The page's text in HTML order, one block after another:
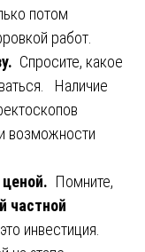
потом
работ.
Спросите, какое
Наличие
возможности
Помните,
частной
инвестиция.